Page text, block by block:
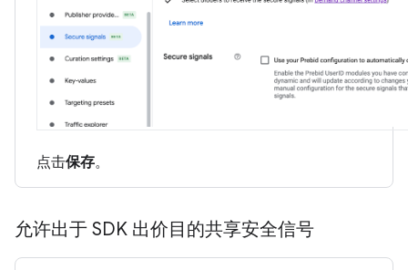
点击保存。
允许出于 SDK 出价目的共享安全信号